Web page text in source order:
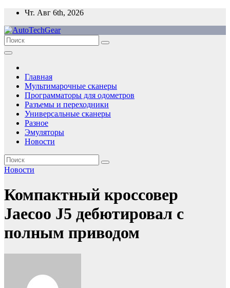
Перейти
содержимому
Чт. Авг 6th, 2026
Главная
Мультимарочные сканеры
Программаторы для одометров
Разъемы и переходники
Универсальные сканеры
Разное
Эмуляторы
Новости
Новости
Компактный кроссовер
Jaecoo J5 дебютировал с
полным приводом